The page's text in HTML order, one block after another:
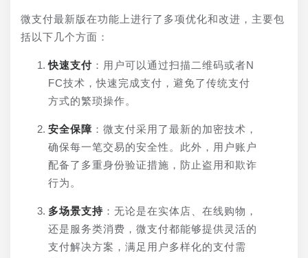
微支付最新版在功能上进行了多项优化和改进，主要包
括以下几个方面：
快速支付 ：用户可以通过扫描二维码或者N
FC技术，快速完成支付，避免了传统支付
方式的繁琐操作。
安全保障 ：微支付采用了最新的加密技术，
确保每一笔交易的安全性。此外，用户账户
配备了多重身份验证措施，防止盗用和欺诈
行为。
多场景支持 ：无论是在实体店、在线购物，
还是服务类消费，微支付都能够提供灵活的
支付解决方案，满足用户多样化的支付需